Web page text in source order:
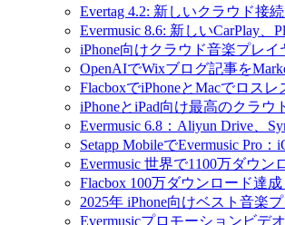
Evertag 4.2: 新しいクラウド接
Evermusic 8.6: 新しいCarPlay、
iPhone向けクラウド音楽プレイ
OpenAIでWixブログ記事を
FlacboxでiPhoneとMacでロス
iPhoneとiPad向け最高のクラウ
Evermusic 6.8：Aliyun Drive、
Setapp MobileでEvermusic Pro
Evermusic 世界で1100万ダウン
Flacbox 100万ダウンロード達
2025年 iPhone向けベスト音楽
Evermusicプロモーションビデ